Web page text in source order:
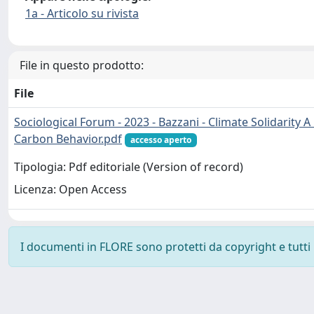
1a - Articolo su rivista
File in questo prodotto:
File
Sociological Forum - 2023 - Bazzani - Climate Solidarity
Carbon Behavior.pdf
accesso aperto
Tipologia: Pdf editoriale (Version of record)
Licenza: Open Access
I documenti in FLORE sono protetti da copyright e